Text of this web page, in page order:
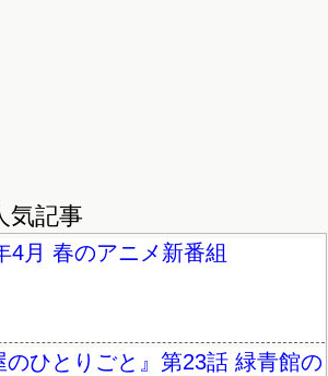
気記事
4月 春のアニメ新番組
のひとりごと』第23話 緑青館の